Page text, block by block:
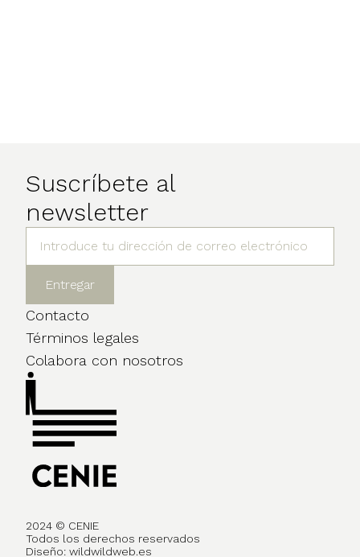
Suscríbete al
newsletter
Contacto
Términos legales
Colabora con nosotros
2024 © CENIE
Todos los derechos reservados
Diseño: wildwildweb.es